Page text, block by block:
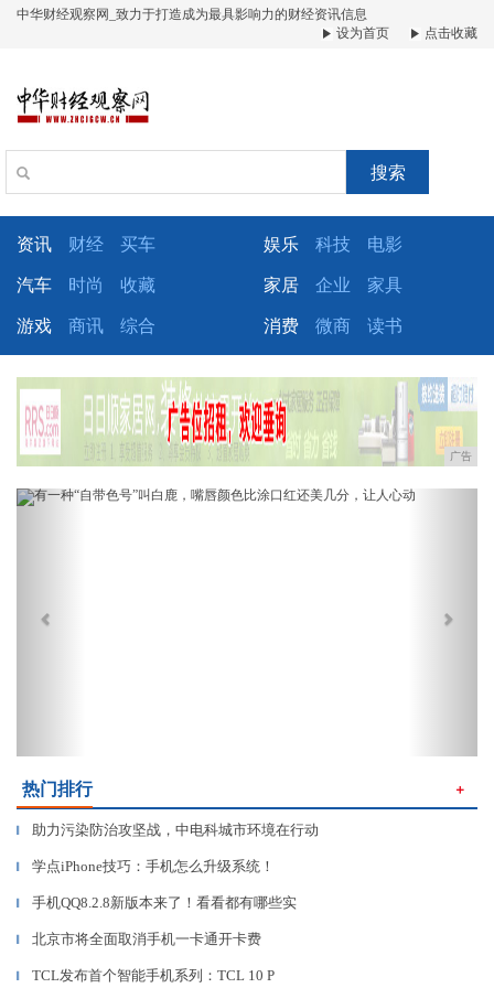
中华财经观察网_致力于打造成为最具影响力的财经资讯信息
设为首页
点击收藏
搜索
资讯 财经 买车 娱乐 科技 电影
汽车 时尚 收藏 家居 企业 家具
游戏 商讯 综合 消费 微商 读书
广告
Previous
热门排行 ＋
▎ 助力污染防治攻坚战，中电科城市环境在行动
▎ 学点iPhone技巧：手机怎么升级系统！
▎ 手机QQ8.2.8新版本来了！看看都有哪些实
▎ 北京市将全面取消手机一卡通开卡费
▎ TCL发布首个智能手机系列：TCL 10 P